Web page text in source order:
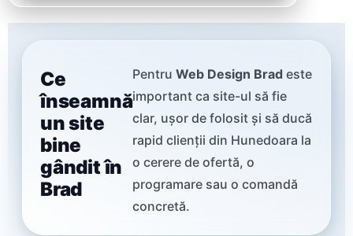
Ce
înseamnă
un site
bine
gândit în
Brad
PentruWeb Design Brad este
important ca site-ul să fie
clar, ușor de folosit și să ducă
rapid clienții din Hunedoara la
o cerere de ofertă, o
programare sau o comandă
concretă.